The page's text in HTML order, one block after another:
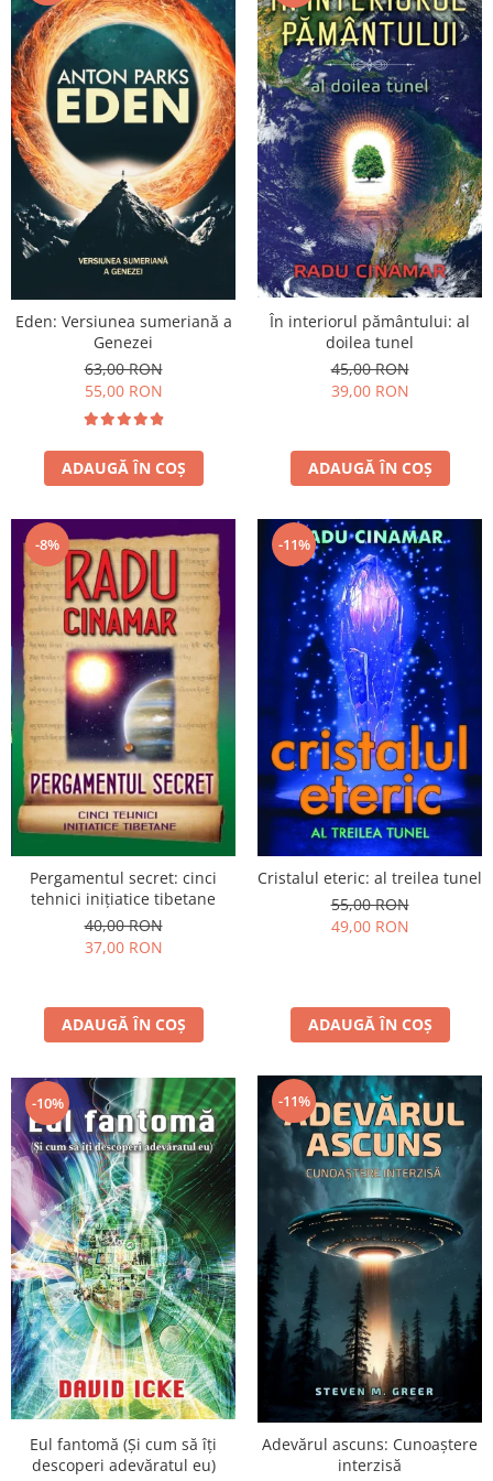
Eden: Versiunea sumeriană a
Genezei
63,00 RON
55,00 RON
ADAUGĂ ÎN COȘ
În interiorul pământului: al
doilea tunel
45,00 RON
39,00 RON
ADAUGĂ ÎN COȘ
-8%
Pergamentul secret: cinci
tehnici inițiatice tibetane
40,00 RON
37,00 RON
ADAUGĂ ÎN COȘ
-11%
Cristalul eteric: al treilea tunel
55,00 RON
49,00 RON
ADAUGĂ ÎN COȘ
-10%
Eul fantomă (Și cum să îți
descoperi adevăratul eu)
-11%
Adevărul ascuns: Cunoaștere
interzisă